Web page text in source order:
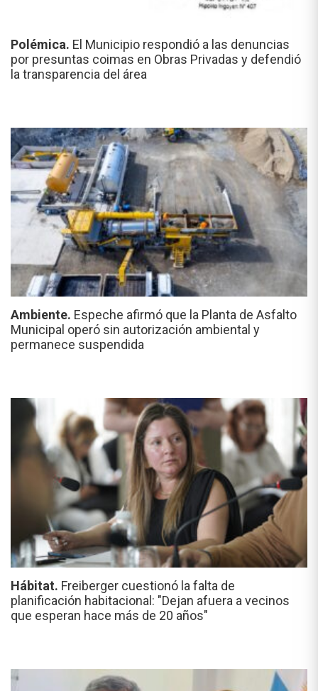
Polémica. El Municipio respondió a las denuncias
por presuntas coimas en Obras Privadas y defendió
la transparencia del área
Ambiente. Espeche afirmó que la Planta de Asfalto
Municipal operó sin autorización ambiental y
permanece suspendida
Hábitat. Freiberger cuestionó la falta de
planificación habitacional: "Dejan afuera a vecinos
que esperan hace más de 20 años"